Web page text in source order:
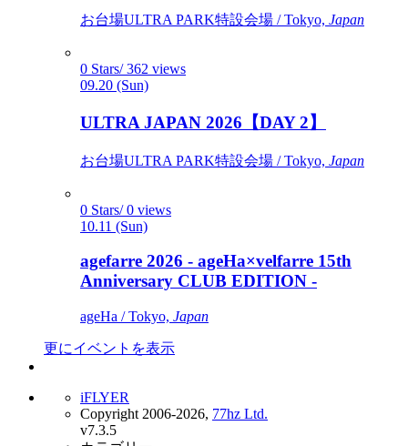
お台場ULTRA PARK特設会場 / Tokyo, Japan
0 Stars/ 362 views
09.20 (Sun)
ULTRA JAPAN 2026【DAY 2】
お台場ULTRA PARK特設会場 / Tokyo, Japan
0 Stars/ 0 views
10.11 (Sun)
agefarre 2026 - ageHa×velfarre 15th
Anniversary CLUB EDITION -
ageHa / Tokyo, Japan
更にイベントを表示
iFLYER
Copyright 2006-2026, 77hz Ltd.
v7.3.5